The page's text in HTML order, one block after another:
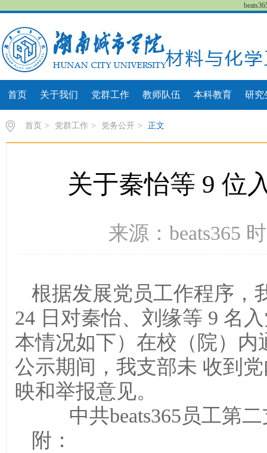
首页 关于我们 党群工作 教师队伍 本科教育 研究
首页 > 党群工作 > 党务公开 > 正文
关于秦怡等 9 位
来源：beats365
根据发展党员工作程序，
24 日对秦怡、刘缘等 9 名
本情况如下）在校（院）
公示期间，我支部未 收到
映和举报意见。
中共beats365员工第
附：